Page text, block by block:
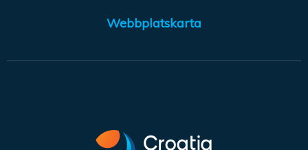
Webbplatskarta